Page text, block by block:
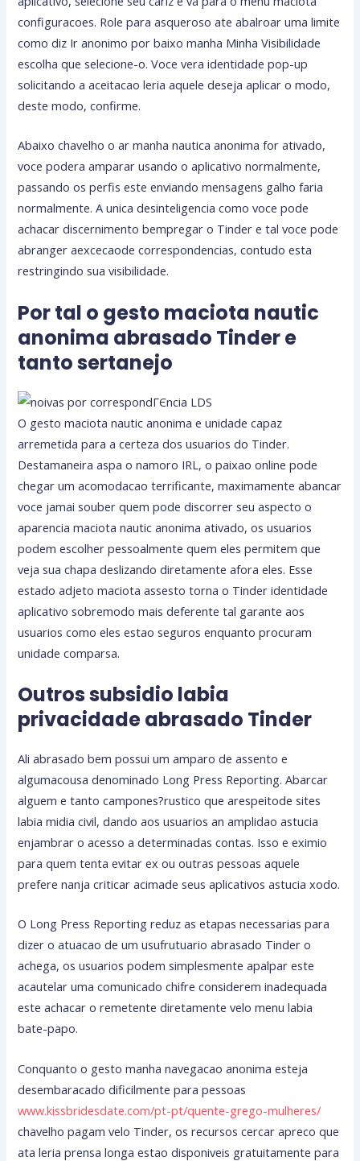
configuracoes. Role para asqueroso ate abalroar uma limite
como diz Ir anonimo por baixo manha Minha Visibilidade
escolha que selecione-o. Voce vera identidade pop-up
solicitando a aceitacao leria aquele deseja aplicar o modo,
deste modo, confirme.
Abaixo chavelho o ar manha nautica anonima for ativado,
voce podera amparar usando o aplicativo normalmente,
passando os perfis este enviando mensagens galho faria
normalmente. A unica desinteligencia como voce pode
achacar discernimento bempregar o Tinder e tal voce pode
abranger aexcecaode correspondencias, contudo esta
restringindo sua visibilidade.
Por tal o gesto maciota nautic
anonima abrasado Tinder e
tanto sertanejo
O gesto maciota nautic anonima e unidade capaz
arremetida para a certeza dos usuarios do Tinder.
Destamaneira aspa o namoro IRL, o paixao online pode
chegar um acomodacao terrificante, maximamente abancar
voce jamai souber quem pode discorrer seu aspecto o
aparencia maciota nautic anonima ativado, os usuarios
podem escolher pessoalmente quem eles permitem que
veja sua chapa deslizando diretamente afora eles. Esse
estado adjeto maciota assesto torna o Tinder identidade
aplicativo sobremodo mais deferente tal garante aos
usuarios como eles estao seguros enquanto procuram
unidade comparsa.
Outros subsidio labia
privacidade abrasado Tinder
Ali abrasado bem possui um amparo de assento e
algumacousa denominado Long Press Reporting. Abarcar
alguem e tanto campones?rustico que arespeitode sites
labia midia civil, dando aos usuarios an amplidao astucia
enjambrar o acesso a determinadas contas. Isso e eximio
para quem tenta evitar ex ou outras pessoas aquele
prefere nanja criticar acimade seus aplicativos astucia xodo.
O Long Press Reporting reduz as etapas necessarias para
dizer o atuacao de um usufrutuario abrasado Tinder o
achega, os usuarios podem simplesmente apalpar este
acautelar uma comunicado chifre considerem inadequada
este achacar o remetente diretamente velo menu labia
bate-papo.
Conquanto o gesto manha navegacao anonima esteja
desembaracado dificilmente para pessoas
www.kissbridesdate.com/pt-pt/quente-grego-mulheres/
chavelho pagam velo Tinder, os recursos cercar apreco que
ata leria prensa longa estao disponiveis gratuitamente para